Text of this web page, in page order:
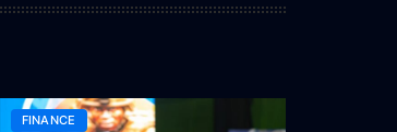
FINANCE